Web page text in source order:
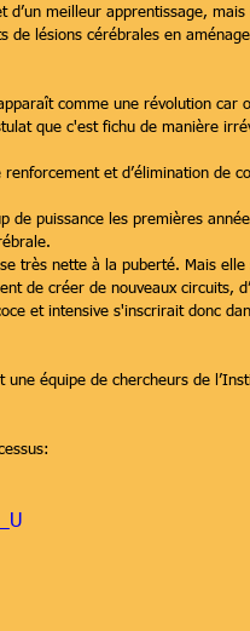
d’un meilleur apprentissage,
de lésions cérébrales en
comme une révolution car
que c'est fichu de manière
et d’élimination de
de puissance les premières
très nette à la puberté. Mais
de créer de nouveaux circuits,
et intensive s'inscrirait donc
équipe de chercheurs de